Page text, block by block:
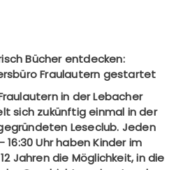
Bücher entdecken:
Fraulautern gestartet
in der Lebacher
sich zukünftig einmal in der
Leseclub. Jeden
16:30 Uhr haben Kinder im
Jahren die Möglichkeit, in die